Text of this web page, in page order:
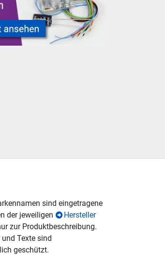
sind eingetragene
der jeweiligen
Hersteller
zur Produktbeschreibung.
und Texte sind
geschützt.